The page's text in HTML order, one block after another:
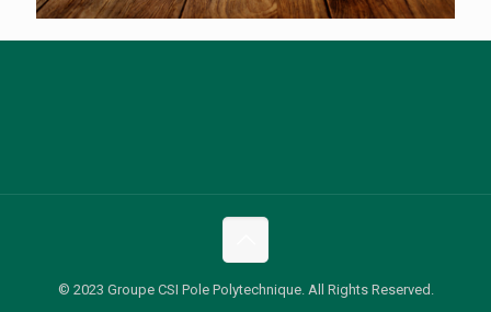
© 2023 Groupe CSI Pole Polytechnique. All Rights Reserved.